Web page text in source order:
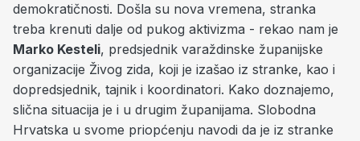
demokratičnosti. Došla su nova vremena, stranka
treba krenuti dalje od pukog aktivizma - rekao nam je
Marko Kesteli, predsjednik varaždinske županijske
organizacije Živog zida, koji je izašao iz stranke, kao i
dopredsjednik, tajnik i koordinatori. Kako doznajemo,
slična situacija je i u drugim županijama. Slobodna
Hrvatska u svome priopćenju navodi da je iz stranke